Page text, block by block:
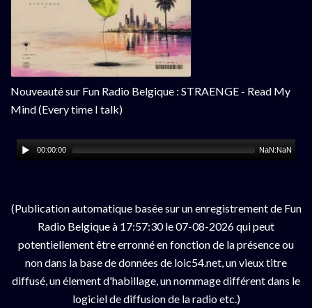
Nouveauté sur Fun Radio Belgique : STRAENGE - Read My
Mind (Every time I talk)
00:00:00 NaN:NaN
(Publication automatique basée sur un enregistrement de Fun
Radio Belgique à 17:57:30 le 07-08-2026 qui peut
potentiellement être erronné en fonction de la présence ou
non dans la base de données de loic54.net, un vieux titre
diffusé, un élement d'habillage, un nommage différent dans le
logiciel de diffusion de la radio etc.)